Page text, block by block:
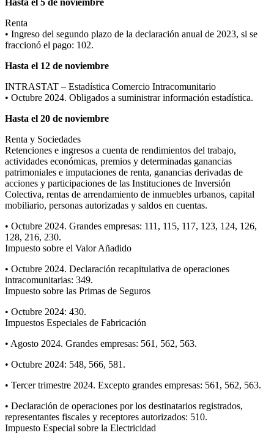
Renta
• Ingreso del segundo plazo de la declaración anual de 2023, si se
fraccionó el pago: 102.
Hasta el 12 de noviembre
INTRASTAT – Estadística Comercio Intracomunitario
• Octubre 2024. Obligados a suministrar información estadística.
Hasta el 20 de noviembre
Renta y Sociedades
Retenciones e ingresos a cuenta de rendimientos del trabajo,
actividades económicas, premios y determinadas ganancias
patrimoniales e imputaciones de renta, ganancias derivadas de
acciones y participaciones de las Instituciones de Inversión
Colectiva, rentas de arrendamiento de inmuebles urbanos, capital
mobiliario, personas autorizadas y saldos en cuentas.
• Octubre 2024. Grandes empresas: 111, 115, 117, 123, 124, 126,
128, 216, 230.
Impuesto sobre el Valor Añadido
• Octubre 2024. Declaración recapitulativa de operaciones
intracomunitarias: 349.
Impuesto sobre las Primas de Seguros
• Octubre 2024: 430.
Impuestos Especiales de Fabricación
• Agosto 2024. Grandes empresas: 561, 562, 563.
• Octubre 2024: 548, 566, 581.
• Tercer trimestre 2024. Excepto grandes empresas: 561, 562, 563.
• Declaración de operaciones por los destinatarios registrados,
representantes fiscales y receptores autorizados: 510.
Impuesto Especial sobre la Electricidad